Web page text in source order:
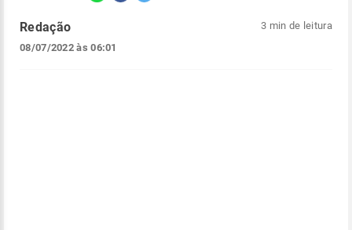
Redação
08/07/2022 às 06:01
3 min de leitura